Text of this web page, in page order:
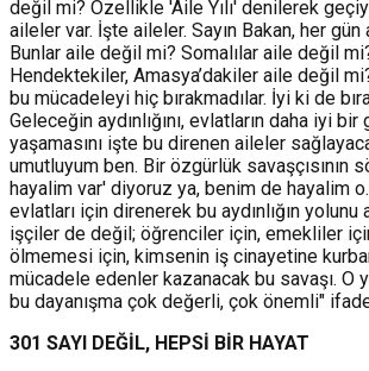
değil mi? Özellikle 'Aile Yılı' denilerek
aileler var. İşte aileler. Sayın Bakan, her
Bunlar aile değil mi? Somalılar aile değil
Hendektekiler, Amasya’dakiler aile değil
bu mücadeleyi hiç bırakmadılar. İyi ki de
Geleceğin aydınlığını, evlatların daha iyi
yaşamasını işte bu direnen aileler
umutluyum ben. Bir özgürlük savaşçısının
hayalim var' diyoruz ya, benim de hayalim
evlatları için direnerek bu aydınlığın yolunu
işçiler de değil; öğrenciler için, emekliler
ölmemesi için, kimsenin iş cinayetine
mücadele edenler kazanacak bu savaşı. O
bu dayanışma çok değerli, çok önemli"
301 SAYI DEĞİL, HEPSİ BİR HAYAT